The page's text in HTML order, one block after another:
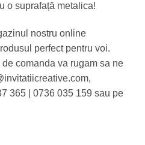
o suprafață metalica!
nostru online
perfect pentru voi.
comanda va rugam sa ne
365 | 0736 035 159 sau pe